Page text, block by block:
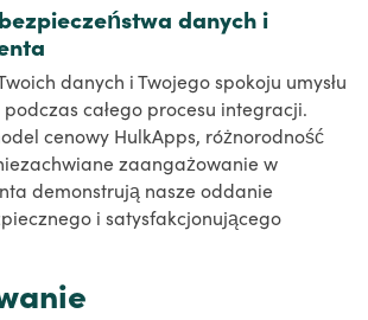
danych i
danych i Twojego spokoju umysłu
całego procesu integracji.
cenowy HulkApps, różnorodność
zaangażowanie w
demonstrują nasze oddanie
i satysfakcjonującego